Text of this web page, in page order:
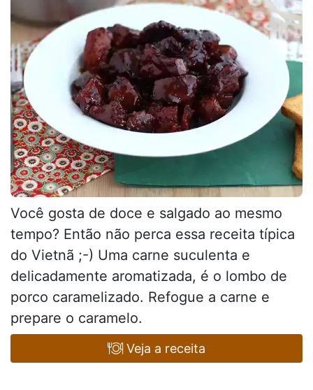
Você gosta de doce e salgado ao mesmo
tempo? Então não perca essa receita típica
do Vietnã ;-) Uma carne suculenta e
delicadamente aromatizada, é o lombo de
porco caramelizado. Refogue a carne e
prepare o caramelo.
Veja a receita